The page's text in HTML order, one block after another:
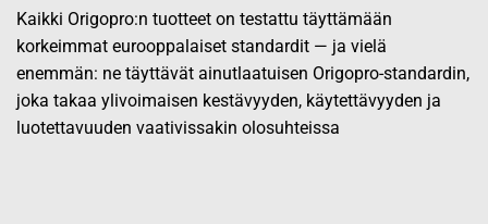
Kaikki Origopro:n tuotteet on testattu täyttämään
korkeimmat eurooppalaiset standardit — ja vielä
enemmän: ne täyttävät ainutlaatuisen Origopro-standardin,
joka takaa ylivoimaisen kestävyyden, käytettävyyden ja
luotettavuuden vaativissakin olosuhteissa